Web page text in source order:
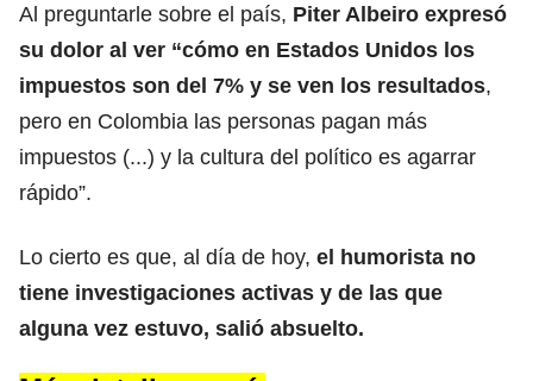
Al preguntarle sobre el país, Piter Albeiro expresó
su dolor al ver “cómo en Estados Unidos los
impuestos son del 7% y se ven los resultados,
pero en Colombia las personas pagan más
impuestos (...) y la cultura del político es agarrar
rápido”.
Lo cierto es que, al día de hoy, el humorista no
tiene investigaciones activas y de las que
alguna vez estuvo, salió absuelto.